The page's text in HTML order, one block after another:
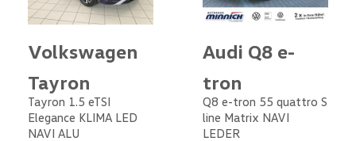
Volkswagen
Tayron
Tayron 1.5 eTSI
Elegance KLIMA LED
NAVI ALU
Audi Q8 e-
tron
Q8 e-tron 55 quattro S
line Matrix NAVI
LEDER